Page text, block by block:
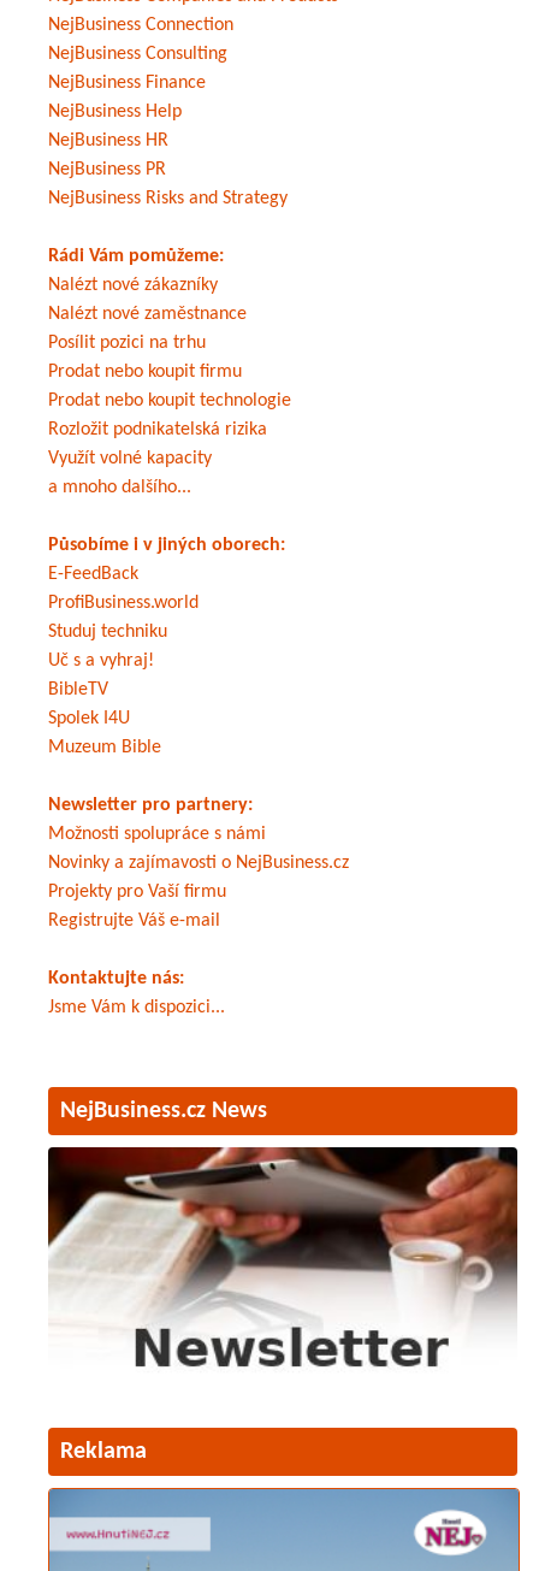
NejBusiness Connection
NejBusiness Consulting
NejBusiness Finance
NejBusiness Help
NejBusiness HR
NejBusiness PR
NejBusiness Risks and Strategy
Rádi Vám pomůžeme:
Nalézt nové zákazníky
Nalézt nové zaměstnance
Posílit pozici na trhu
Prodat nebo koupit firmu
Prodat nebo koupit technologie
Rozložit podnikatelská rizika
Využít volné kapacity
a mnoho dalšího...
Působíme i v jiných oborech:
E-FeedBack
ProfiBusiness.world
Studuj techniku
Uč s a vyhraj!
BibleTV
Spolek I4U
Muzeum Bible
Newsletter pro partnery:
Možnosti spolupráce s námi
Novinky a zajímavosti o NejBusiness.cz
Projekty pro Vaší firmu
Registrujte Váš e-mail
Kontaktujte nás:
Jsme Vám k dispozici...
NejBusiness.cz News
Reklama